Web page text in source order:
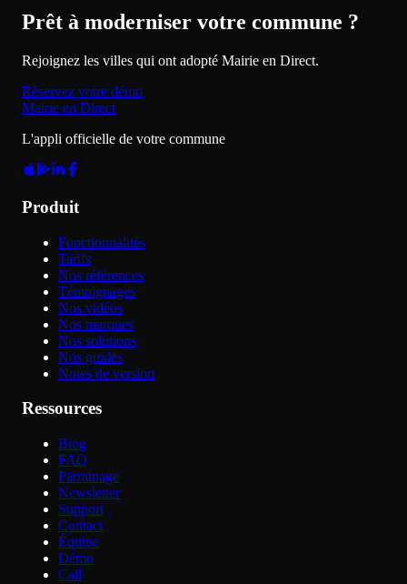
Prêt à moderniser votre commune ?
Rejoignez les villes qui ont adopté Mairie en Direct.
Réservez votre démo
Mairie en Direct
L'appli officielle de votre commune
Produit
Fonctionnalités
Tarifs
Nos références
Témoignages
Nos vidéos
Nos marques
Nos solutions
Nos guides
Notes de version
Ressources
Blog
FAQ
Parrainage
Newsletter
Support
Contact
Équipe
Démo
Call